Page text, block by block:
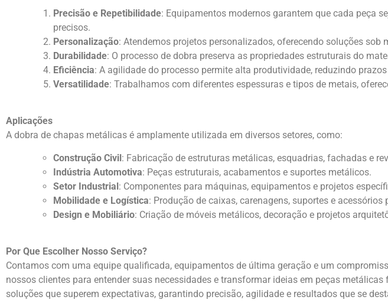
Precisão e Repetibilidade: Equipamentos modernos garantem que cada peça
precisos.
Personalização: Atendemos projetos personalizados, oferecendo soluções
Durabilidade: O processo de dobra preserva as propriedades estruturais do
Eficiência: A agilidade do processo permite alta produtividade, reduzindo
Versatilidade: Trabalhamos com diferentes espessuras e tipos de metais,
Aplicações
A dobra de chapas metálicas é amplamente utilizada em diversos setores, como:
Construção Civil: Fabricação de estruturas metálicas, esquadrias, fachadas e
Indústria Automotiva: Peças estruturais, acabamentos e suportes metálicos.
Setor Industrial: Componentes para máquinas, equipamentos e projetos
Mobilidade e Logística: Produção de caixas, carenagens, suportes e acessórios
Design e Mobiliário: Criação de móveis metálicos, decoração e projetos
Por Que Escolher Nosso Serviço?
Contamos com uma equipe qualificada, equipamentos de última geração e um
nossos clientes para entender suas necessidades e transformar ideias em peças
soluções que superem expectativas, garantindo precisão, agilidade e resultados que se